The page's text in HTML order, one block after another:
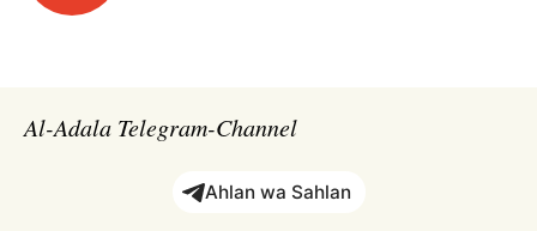
Al-Adala Telegram-Channel
Ahlan wa Sahlan